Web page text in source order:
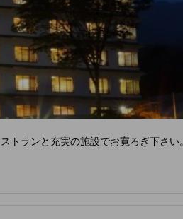
ランと充実の施設でお寛ろぎ下さい。